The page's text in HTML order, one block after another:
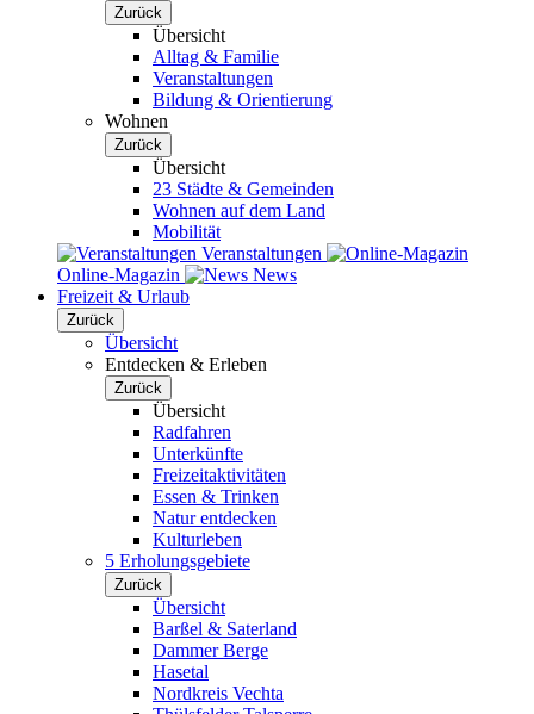
Zurück
Übersicht
Alltag & Familie
Veranstaltungen
Bildung & Orientierung
Wohnen
Zurück
Übersicht
23 Städte & Gemeinden
Wohnen auf dem Land
Mobilität
Veranstaltungen
Online-Magazin
News
Freizeit & Urlaub
Zurück
Übersicht
Entdecken & Erleben
Zurück
Übersicht
Radfahren
Unterkünfte
Freizeitaktivitäten
Essen & Trinken
Natur entdecken
Kulturleben
5 Erholungsgebiete
Zurück
Übersicht
Barßel & Saterland
Dammer Berge
Hasetal
Nordkreis Vechta